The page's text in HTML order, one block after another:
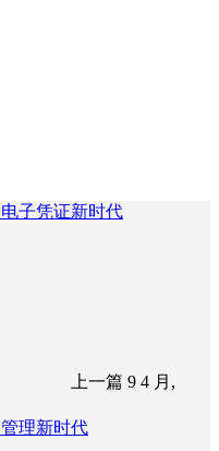
子凭证新时代
上一篇 9 4 月,
理新时代